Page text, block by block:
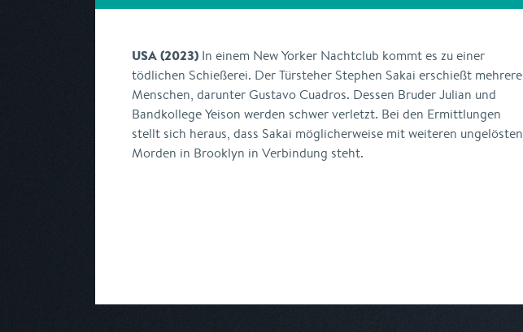
USA (2023) In einem New Yorker Nachtclub kommt es zu einer
tödlichen Schießerei. Der Türsteher Stephen Sakai erschießt mehrere
Menschen, darunter Gustavo Cuadros. Dessen Bruder Julian und
Bandkollege Yeison werden schwer verletzt. Bei den Ermittlungen
stellt sich heraus, dass Sakai möglicherweise mit weiteren ungelösten
Morden in Brooklyn in Verbindung steht.